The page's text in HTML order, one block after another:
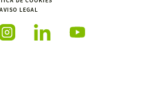
AVISO LEGAL